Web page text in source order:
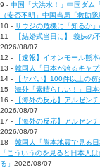
9 - 中国「大洪水！」中国ダム
（安否不明」中国当局「救助
10 - サウジの危機に「知るか
11 -
【結婚式当日に】 義妹
2026/08/07
12 -
【速報】イオンモール熊
13 - 韓国人「日本が誇るキャ
14 -
【ヤバい】100件以上の
15 - 海外「素晴らしい！」日
16 -
【海外の反応】アルゼン
2026/08/07
17 -
【海外の反応】アルゼン
2026/08/07
18 - 韓国人「熊本地震で見る
「こういうのを見ると日本人
る」 2026/08/07